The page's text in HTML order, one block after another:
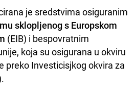
je sredstvima osiguranim
sklopljenog s Europskom
(EIB) i bespovratnim
koja su osigurana u okviru
preko Investicisjkog okvira za